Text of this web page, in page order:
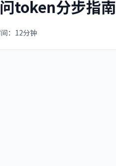
token分步指南
：12分钟